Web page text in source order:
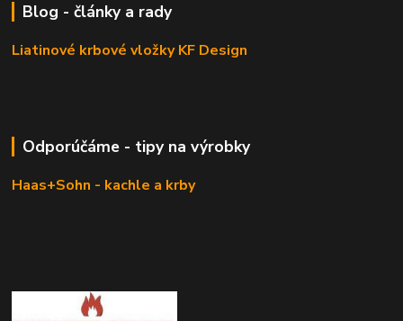
Blog - články a rady
Liatinové krbové vložky KF Design
Odporúčáme - tipy na výrobky
Haas+Sohn - kachle a krby